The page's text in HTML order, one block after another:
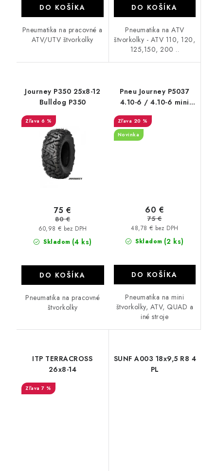
DO KOŠÍKA
Pneumatika na pracovné a
ATV/UTV štvorkolky
DO KOŠÍKA
Pneumatika na ATV
štvorkolky - ATV 110, 120,
125,150, 200 ..
Journey P350 25x8-12
Bulldog P350
6 %
Skladom (4 ks)
60,98 € bez DPH
75 €
80 €
DO KOŠÍKA
Pneumatika na pracovné
štvorkolky
Pneu Journey P5037
4.10-6 / 4.10-6 mini
20 %
Novinka
Skladom (2 ks)
48,78 € bez DPH
60 €
75 €
DO KOŠÍKA
Pneumatika na mini
štvorkolky, ATV, QUAD a
iné stroje
ITP TERRACROSS
26x8-14
7 %
SUNF A003 18x9,5 R8 4
PL